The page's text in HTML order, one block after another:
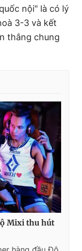
nội" là có lý
3-3 và kết
thắng chung
Mixi thu hút